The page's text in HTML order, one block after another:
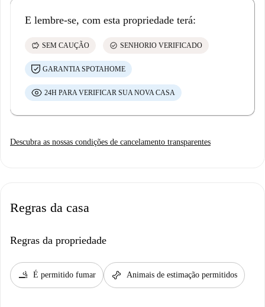
E lembre-se, com esta propriedade terá:
savings SEM CAUÇÃO check_circle SENHORIO VERIFICADO
GARANTIA SPOTAHOME
24H PARA VERIFICAR SUA NOVA CASA
Descubra as nossas condições de cancelamento transparentes
Regras da casa
Regras da propriedade
smoking_rooms É permitido fumar pet_supplies Animais de estimação permitidos